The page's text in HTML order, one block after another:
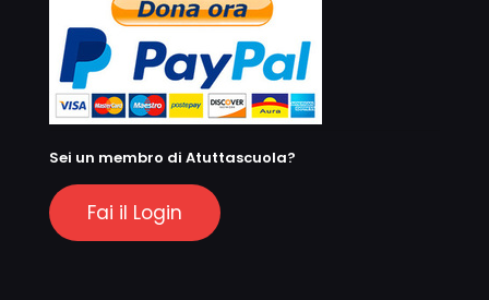
Sei un membro di Atuttascuola?
Fai il Login